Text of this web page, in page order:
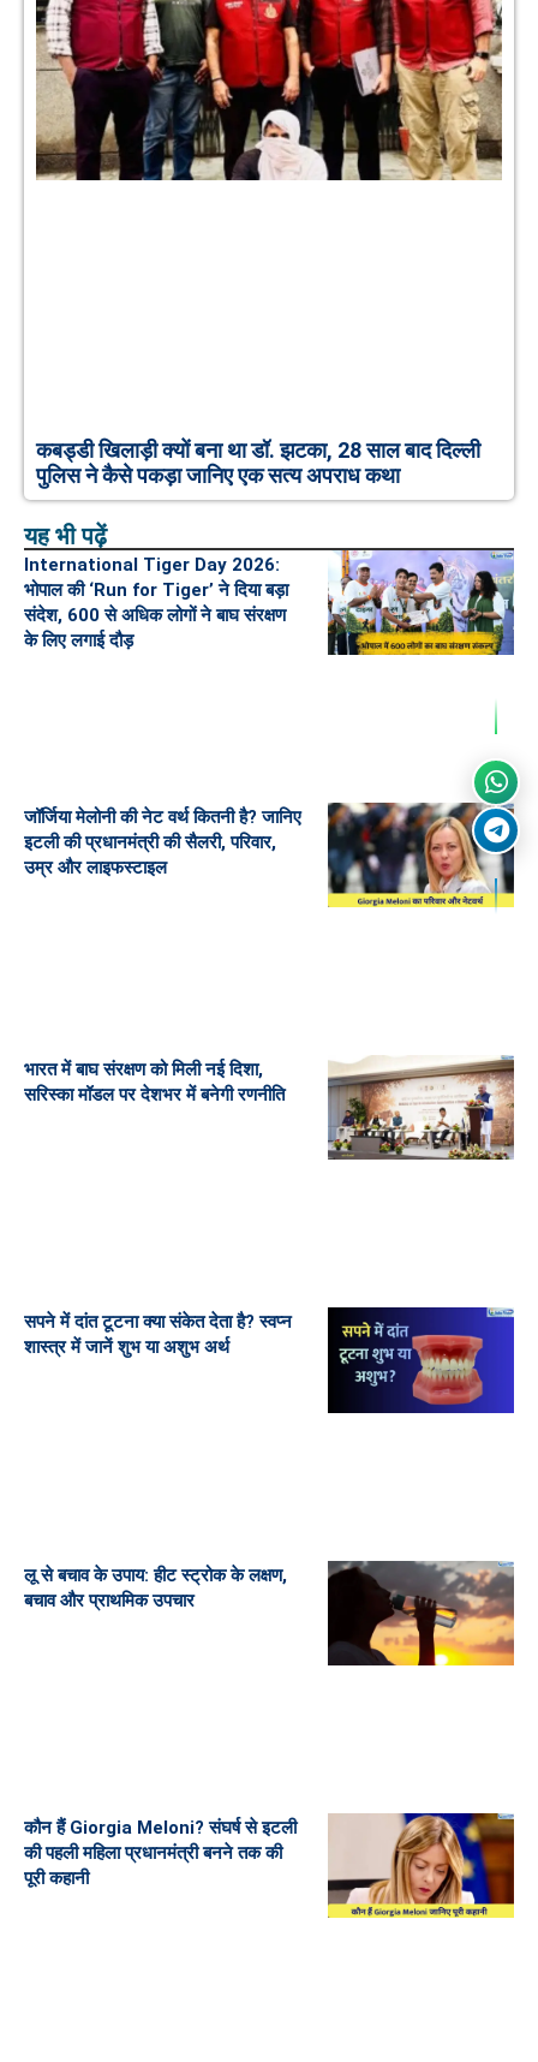
कबड्डी खिलाड़ी क्यों बना था डॉ. झटका, 28 साल बाद दिल्ली
पुलिस ने कैसे पकड़ा जानिए एक सत्य अपराध कथा
यह भी पढ़ें
International Tiger Day 2026:
भोपाल की ‘Run for Tiger’ ने दिया बड़ा
संदेश, 600 से अधिक लोगों ने बाघ संरक्षण
के लिए लगाई दौड़
जॉर्जिया मेलोनी की नेट वर्थ कितनी है? जानिए
इटली की प्रधानमंत्री की सैलरी, परिवार,
उम्र और लाइफस्टाइल
भारत में बाघ संरक्षण को मिली नई दिशा,
सरिस्का मॉडल पर देशभर में बनेगी रणनीति
सपने में दांत टूटना क्या संकेत देता है? स्वप्न
शास्त्र में जानें शुभ या अशुभ अर्थ
लू से बचाव के उपाय: हीट स्ट्रोक के लक्षण,
बचाव और प्राथमिक उपचार
कौन हैं Giorgia Meloni? संघर्ष से इटली
की पहली महिला प्रधानमंत्री बनने तक की
पूरी कहानी